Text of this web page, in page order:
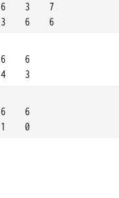
6
3
3
6
7
6
6
4
6
3
6
1
6
0